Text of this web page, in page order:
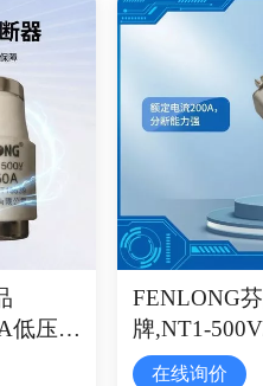
低压熔
FENLONG
牌,NT1-
熔断器
在线询价